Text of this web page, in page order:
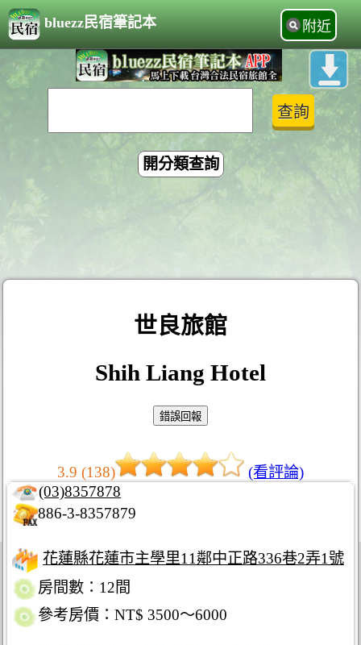
bluezz民宿筆記本 附近
開分類查詢
世良旅館
Shih Liang Hotel
3.9 (138)
(看評論)
(03)8357878
886-3-8357879
花蓮縣花蓮市主學里11鄰中正路336巷2弄1號
房間數：12間
參考房價：NT$ 3500～6000